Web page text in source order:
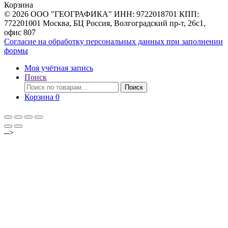
Корзина
© 2026 ООО "ГЕОГРАФИКА" ИНН: 9722018701 КПП:
772201001 Москва, БЦ Россия, Волгоградский пр-т, 26с1,
офис 807
Согласие на обработку персональных данных при заполнении
формы
Моя учётная запись
Поиск
Искать:
Поиск
Корзина 0
-->